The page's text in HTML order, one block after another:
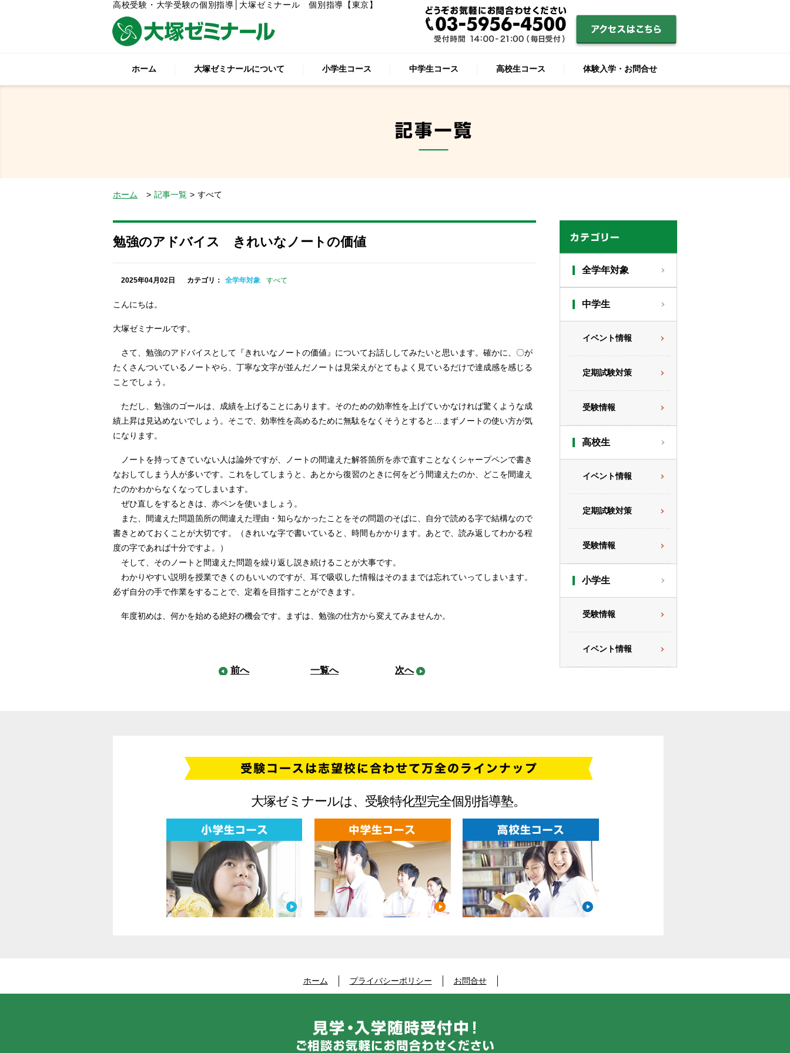
高校受験・大学受験の個別指導│大塚ゼミナール 個別指導【東京】
ホーム 大塚ゼミナールについて 小学生コース 中学生コース 高校生コース 体験入学・お問合せ
ホーム 記事一覧 すべて
勉強のアドバイス きれいなノートの価値
2025年04月02日 カテゴリ： 全学年対象 すべて
こんにちは。
大塚ゼミナールです。
さて、勉強のアドバイスとして『きれいなノートの価値』についてお話ししてみたいと思います。確かに、〇が
たくさんついているノートやら、丁寧な文字が並んだノートは見栄えがとてもよく見ているだけで達成感を感じる
ことでしょう。
ただし、勉強のゴールは、成績を上げることにあります。そのための効率性を上げていかなければ驚くような成
績上昇は見込めないでしょう。そこで、効率性を高めるために無駄をなくそうとすると…まずノートの使い方が気
になります。
ノートを持ってきていない人は論外ですが、ノートの間違えた解答箇所を赤で直すことなくシャープペンで書き
なおしてしまう人が多いです。これをしてしまうと、あとから復習のときに何をどう間違えたのか、どこを間違え
たのかわからなくなってしまいます。
ぜひ直しをするときは、赤ペンを使いましょう。
また、間違えた問題箇所の間違えた理由・知らなかったことをその問題のそばに、自分で読める字で結構なので
書きとめておくことが大切です。（きれいな字で書いていると、時間もかかります。あとで、読み返してわかる程
度の字であれば十分ですよ。）
そして、そのノートと間違えた問題を繰り返し説き続けることが大事です。
わかりやすい説明を授業できくのもいいのですが、耳で吸収した情報はそのままでは忘れていってしまいます。
必ず自分の手で作業をすることで、定着を目指すことができます。
年度初めは、何かを始める絶好の機会です。まずは、勉強の仕方から変えてみませんか。
前へ 一覧へ 次へ
全学年対象
中学生
イベント情報
定期試験対策
受験情報
高校生
イベント情報
定期試験対策
受験情報
小学生
受験情報
イベント情報
大塚ゼミナールは、受験特化型完全個別指導塾。
ホーム プライバシーポリシー お問合せ